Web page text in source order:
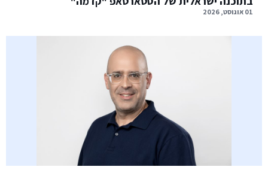
01 אוגוסט, 2026